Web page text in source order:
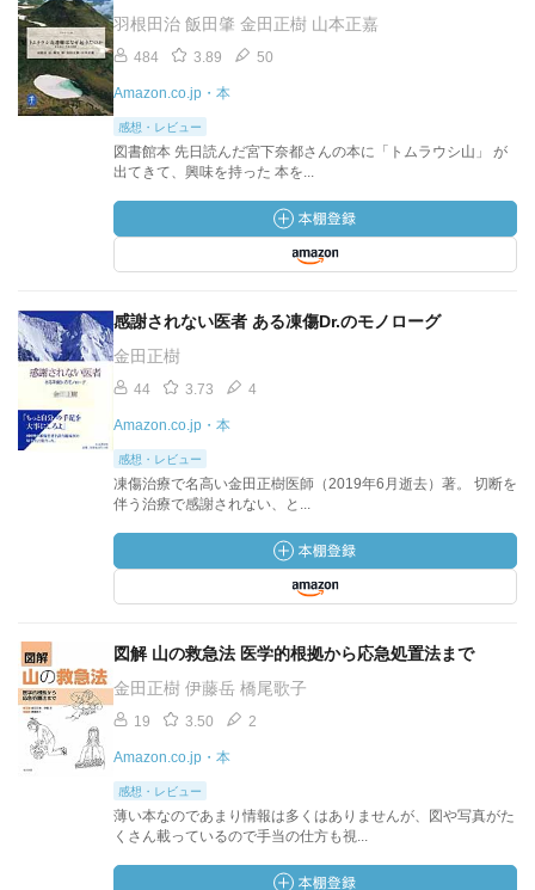
羽根田治 飯田肇 金田正樹 山本正嘉
484 3.89 50
Amazon.co.jp・本
感想・レビュー
図書館本 先日読んだ宮下奈都さんの本に「トムラウシ山」 が
出てきて、興味を持った 本を...
感謝されない医者 ある凍傷Dr.のモノローグ
金田正樹
44 3.73 4
Amazon.co.jp・本
感想・レビュー
凍傷治療で名高い金田正樹医師（2019年6月逝去）著。 切断を
伴う治療で感謝されない、と...
図解 山の救急法 医学的根拠から応急処置法まで
金田正樹 伊藤岳 橋尾歌子
19 3.50 2
Amazon.co.jp・本
感想・レビュー
薄い本なのであまり情報は多くはありませんが、図や写真がた
くさん載っているので手当の仕方も視...